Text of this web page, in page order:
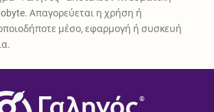
Απαγορεύεται η χρήση ή
μέσο, εφαρμογή ή συσκευή
®